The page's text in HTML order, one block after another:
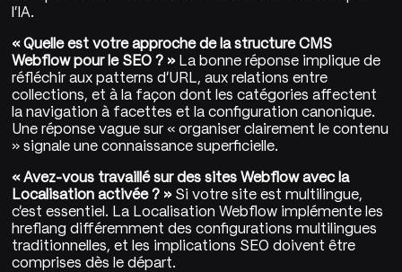
l'IA.
« Quelle est votre approche de la structure CMS
Webflow pour le SEO ? »La bonne réponse implique de
réfléchir aux patterns d'URL, aux relations entre
collections, et à la façon dont les catégories affectent
la navigation à facettes et la configuration canonique.
Une réponse vague sur « organiser clairement le contenu
» signale une connaissance superficielle.
« Avez-vous travaillé sur des sites Webflow avec la
Localisation activée ? »Si votre site est multilingue,
c'est essentiel. La Localisation Webflow implémente les
hreflang différemment des configurations multilingues
traditionnelles, et les implications SEO doivent être
comprises dès le départ.